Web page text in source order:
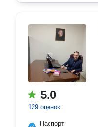
5.0
129 оценок
Паспорт